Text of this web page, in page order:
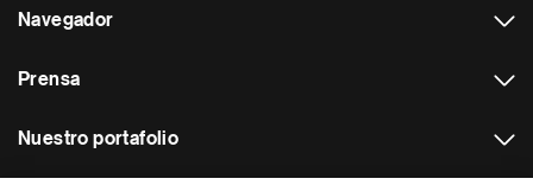
Navegador
Prensa
Nuestro portafolio